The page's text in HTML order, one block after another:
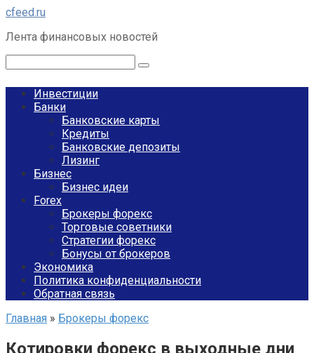
Перейти
контенту
cfeed.ru
Лента финансовых новостей
Инвестиции
Банки
Банковские карты
Кредиты
Банковские депозиты
Лизинг
Бизнес
Бизнес идеи
Forex
Брокеры форекс
Торговые советники
Стратегии форекс
Бонусы от брокеров
Экономика
Политика конфиденциальности
Обратная связь
Главная » Брокеры форекс
Котировки форекс в выходные дни